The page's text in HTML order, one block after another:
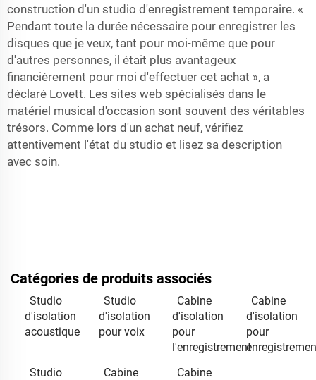
construction d'un studio d'enregistrement temporaire. «
Pendant toute la durée nécessaire pour enregistrer les
disques que je veux, tant pour moi-même que pour
d'autres personnes, il était plus avantageux
financièrement pour moi d'effectuer cet achat », a
déclaré Lovett. Les sites web spécialisés dans le
matériel musical d'occasion sont souvent des véritables
trésors. Comme lors d'un achat neuf, vérifiez
attentivement l'état du studio et lisez sa description
avec soin.
Catégories de produits associés
Studio
d'isolation
acoustique
Studio
d'isolation
pour voix
Cabine
d'isolation
pour
l'enregistrement
Cabine
d'isolation
pour
Studio
Cabine
Cabine